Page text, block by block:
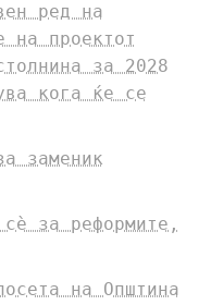
ред на
на проектот
за 2028
кога ќе се
заменик
за реформите,
на Општина